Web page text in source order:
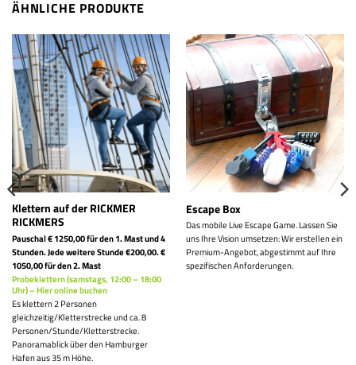
ÄHNLICHE PRODUKTE
Klettern auf der RICKMER
RICKMERS
Pauschal € 1250,00 für den 1. Mast und 4
Stunden. Jede weitere Stunde €200,00.€
1050,00 für den 2. Mast
Probeklettern (samstags, 12:00 – 18:00
Uhr) – Hier online buchen
Es klettern 2 Personen
gleichzeitig/Kletterstrecke und ca. 8
Personen/Stunde/Kletterstrecke.
Panoramablick über den Hamburger
Hafen aus 35 m Höhe.
Escape Box
Das mobile Live Escape Game. Lassen Sie
uns Ihre Vision umsetzen: Wir erstellen ein
Premium-Angebot, abgestimmt auf Ihre
spezifischen Anforderungen.